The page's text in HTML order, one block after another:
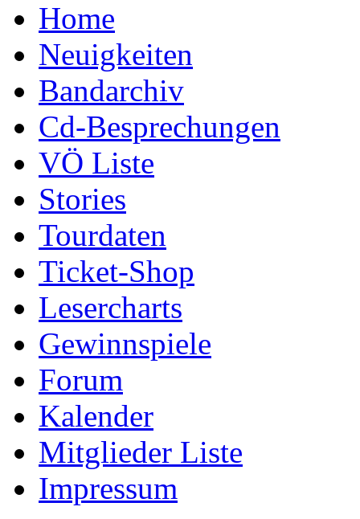
Home
Neuigkeiten
Bandarchiv
Cd-Besprechungen
VÖ Liste
Stories
Tourdaten
Ticket-Shop
Lesercharts
Gewinnspiele
Forum
Kalender
Mitglieder Liste
Impressum